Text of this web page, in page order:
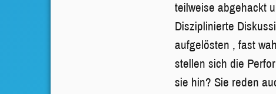
teilweise abgehackt
Disziplinierte
aufgelösten , fast
stellen sich die
sie hin? Sie reden